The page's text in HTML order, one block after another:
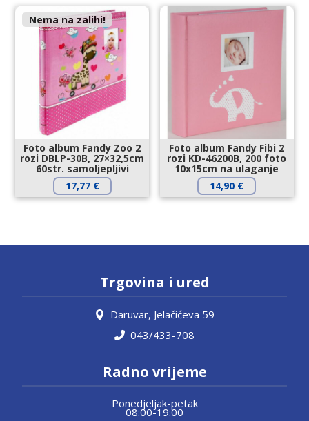
Nema na zalihi!
Foto album Fandy Zoo 2
rozi DBLP-30B, 27×32,5cm
60str. samoljepljivi
17,77 €
Foto album Fandy Fibi 2
rozi KD-46200B, 200 foto
10x15cm na ulaganje
14,90 €
Trgovina i ured
Daruvar, Jelačićeva 59
043/433-708
Radno vrijeme
Ponedjeljak-petak
08:00-19:00